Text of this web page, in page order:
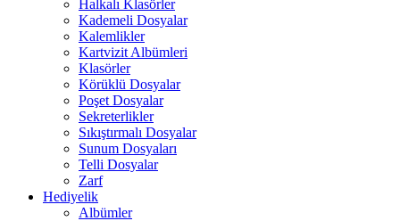
Halkalı Klasörler
Kademeli Dosyalar
Kalemlikler
Kartvizit Albümleri
Klasörler
Körüklü Dosyalar
Poşet Dosyalar
Sekreterlikler
Sıkıştırmalı Dosyalar
Sunum Dosyaları
Telli Dosyalar
Zarf
Hediyelik
Albümler